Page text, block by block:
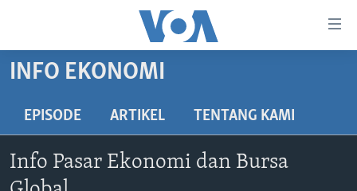
Akses
Utama
Lanjut
DUNIA
POLYGRAPH
INFO EKONOMI
EPISODE ARTIKEL TENTANG KAMI
Info Pasar Ekonomi dan Bursa